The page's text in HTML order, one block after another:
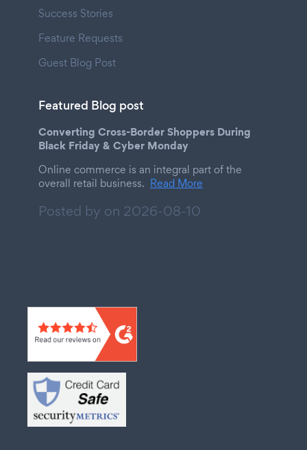
Success Stories
Feature Requests
Guest Blog Post
Featured Blog post
Converting Cross-Border Shoppers During
Black Friday & Cyber Monday
Online commerce is an integral part of the
overall retail business. Read More
Posted by on 2026-08-10